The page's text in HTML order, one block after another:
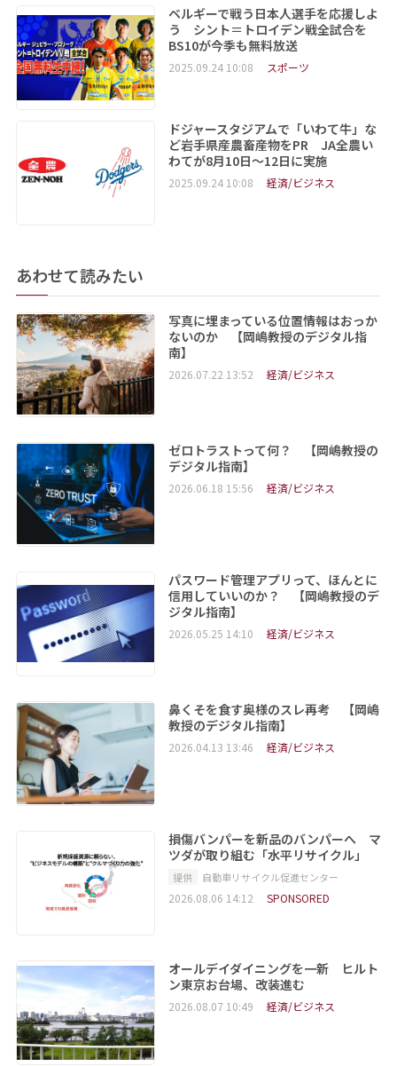
ベルギーで戦う日本人選手を応援しよ
う シント＝トロイデン戦全試合を
BS10が今季も無料放送
2025.09.24 10:08 スポーツ
ドジャースタジアムで「いわて牛」な
ど岩手県産農畜産物をPR JA全農い
わてが8月10日～12日に実施
2025.09.24 10:08 経済/ビジネス
あわせて読みたい
写真に埋まっている位置情報はおっか
ないのか 【岡嶋教授のデジタル指
南】
2026.07.22 13:52 経済/ビジネス
ゼロトラストって何？ 【岡嶋教授の
デジタル指南】
2026.06.18 15:56 経済/ビジネス
パスワード管理アプリって、ほんとに
信用していいのか？ 【岡嶋教授のデ
ジタル指南】
2026.05.25 14:10 経済/ビジネス
鼻くそを食す奥様のスレ再考 【岡嶋
教授のデジタル指南】
2026.04.13 13:46 経済/ビジネス
損傷バンパーを新品のバンパーへ マ
ツダが取り組む「水平リサイクル」
提供 自動車リサイクル促進センター
2026.08.06 14:12 SPONSORED
オールデイダイニングを一新 ヒルト
ン東京お台場、改装進む
2026.08.07 10:49 経済/ビジネス